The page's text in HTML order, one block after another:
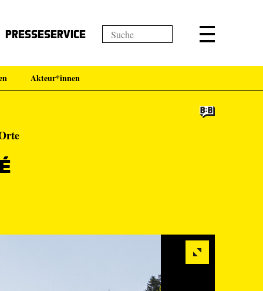
Presseservice
Akteur*innen